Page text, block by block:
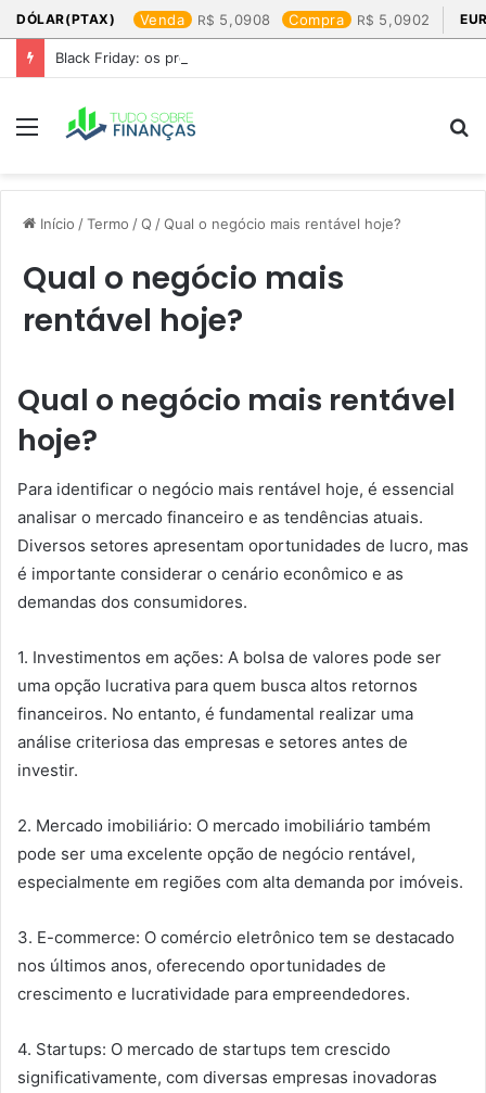
DÓLAR(PTAX) Venda 5,0908 Compra 5,0902
Black Friday: os produtos que mais valem a pena
Menu
Início /Termo /Q /Qual o negócio mais rentável hoje?
Qual o negócio mais
rentável hoje?
Qual o negócio mais rentável
hoje?
Para identificar o negócio mais rentável hoje, é essencial
analisar o mercado financeiro e as tendências atuais.
Diversos setores apresentam oportunidades de lucro, mas
é importante considerar o cenário econômico e as
demandas dos consumidores.
1. Investimentos em ações: A bolsa de valores pode ser
uma opção lucrativa para quem busca altos retornos
financeiros. No entanto, é fundamental realizar uma
análise criteriosa das empresas e setores antes de
investir.
2. Mercado imobiliário: O mercado imobiliário também
pode ser uma excelente opção de negócio rentável,
especialmente em regiões com alta demanda por imóveis.
3. E-commerce: O comércio eletrônico tem se destacado
nos últimos anos, oferecendo oportunidades de
crescimento e lucratividade para empreendedores.
4. Startups: O mercado de startups tem crescido
significativamente, com diversas empresas inovadoras